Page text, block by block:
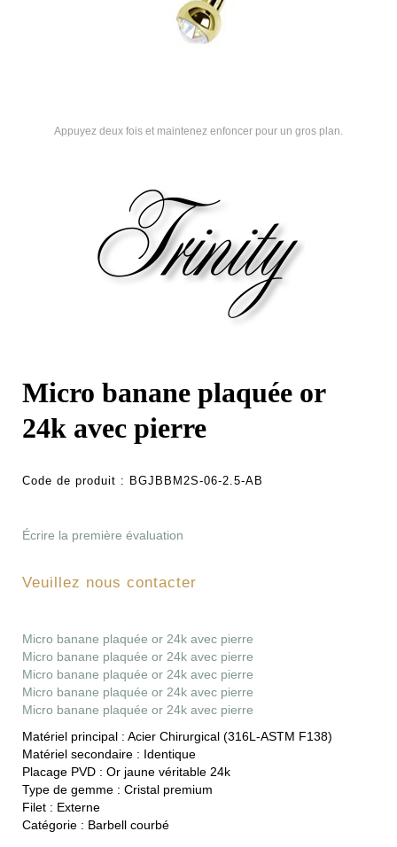
Appuyez deux fois et maintenez enfoncer pour un gros plan.
Micro banane plaquée or
24k avec pierre
Code de produit : BGJBBM2S-06-2.5-AB
Écrire la première évaluation
Veuillez nous contacter
Micro banane plaquée or 24k avec pierre
Micro banane plaquée or 24k avec pierre
Micro banane plaquée or 24k avec pierre
Micro banane plaquée or 24k avec pierre
Micro banane plaquée or 24k avec pierre
Matériel principal : Acier Chirurgical (316L-ASTM F138)
Matériel secondaire : Identique
Placage PVD : Or jaune véritable 24k
Type de gemme : Cristal premium
Filet : Externe
Catégorie : Barbell courbé